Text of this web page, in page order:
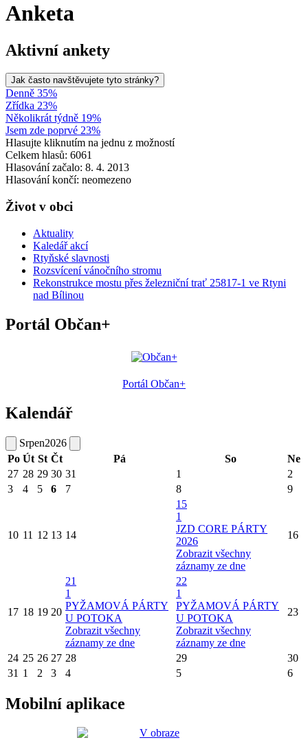
Anketa
Aktivní ankety
Jak často navštěvujete tyto stránky?
Denně 35%
Zřídka 23%
Několikrát týdně 19%
Jsem zde poprvé 23%
Hlasujte kliknutím na jednu z možností
Celkem hlasů: 6061
Hlasování začalo: 8. 4. 2013
Hlasování končí: neomezeno
Život v obci
Aktuality
Kaledář akcí
Rtyňské slavnosti
Rozsvícení vánočního stromu
Rekonstrukce mostu přes železniční trať 25817-1 ve Rtyni
nad Bílinou
Portál Občan+
Portál Občan+
Kalendář
Srpen2026
Po Út St Čt Pá So
Ne
27 28 29 30 31 1
2
3
4 5 6 7 8 9
10 11 12 13 14
15
1
JZD CORE PÁRTY
2026
Zobrazit všechny
záznamy ze dne
16
17 18 19 20
21
1
PYŽAMOVÁ PÁRTY
U POTOKA
Zobrazit všechny
záznamy ze dne
22
1
PYŽAMOVÁ PÁRTY
U POTOKA
Zobrazit všechny
záznamy ze dne
23
24 25 26 27 28 29
30
31 1 2 3 4 5 6
Mobilní aplikace